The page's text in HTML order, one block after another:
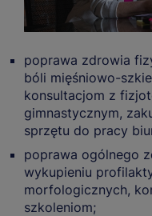
poprawa zdrowia
bóli mięśniowo-
konsultacjom z
gimnastycznym,
sprzętu do pracy
poprawa ogólnego
wykupieniu
morfologicznych,
szkoleniom;